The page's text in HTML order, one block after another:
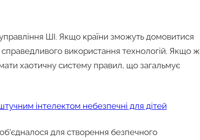
ШІ. Якщо країни зможуть домовитися
використання технологій. Якщо ж
хаотичну систему правил, що загальмує
інтелектом небезпечні для дітей
для створення безпечного